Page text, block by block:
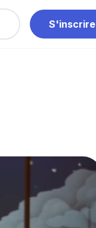
S'inscrire